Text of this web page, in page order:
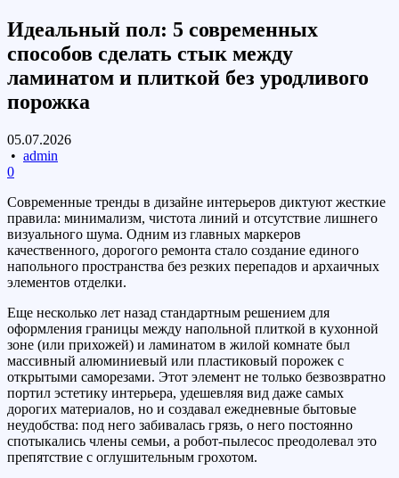
Идеальный пол: 5 современных
способов сделать стык между
ламинатом и плиткой без уродливого
порожка
05.07.2026
• admin
0
Современные тренды в дизайне интерьеров диктуют жесткие
правила: минимализм, чистота линий и отсутствие лишнего
визуального шума. Одним из главных маркеров
качественного, дорогого ремонта стало создание единого
напольного пространства без резких перепадов и архаичных
элементов отделки.
Еще несколько лет назад стандартным решением для
оформления границы между напольной плиткой в кухонной
зоне (или прихожей) и ламинатом в жилой комнате был
массивный алюминиевый или пластиковый порожек с
открытыми саморезами. Этот элемент не только безвозвратно
портил эстетику интерьера, удешевляя вид даже самых
дорогих материалов, но и создавал ежедневные бытовые
неудобства: под него забивалась грязь, о него постоянно
спотыкались члены семьи, а робот-пылесос преодолевал это
препятствие с оглушительным грохотом.